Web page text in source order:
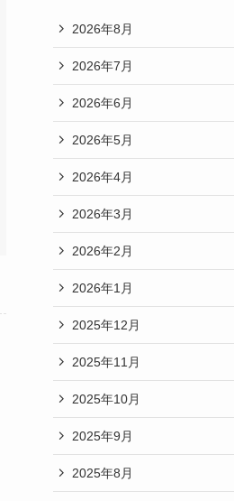
2026年8月
2026年7月
2026年6月
2026年5月
2026年4月
2026年3月
2026年2月
2026年1月
2025年12月
2025年11月
2025年10月
2025年9月
2025年8月